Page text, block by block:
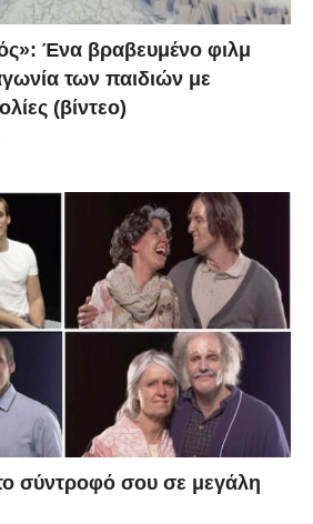
Ένα βραβευμένο φιλμ
των παιδιών με
(βίντεο)
το σύντροφό σου σε μεγάλη